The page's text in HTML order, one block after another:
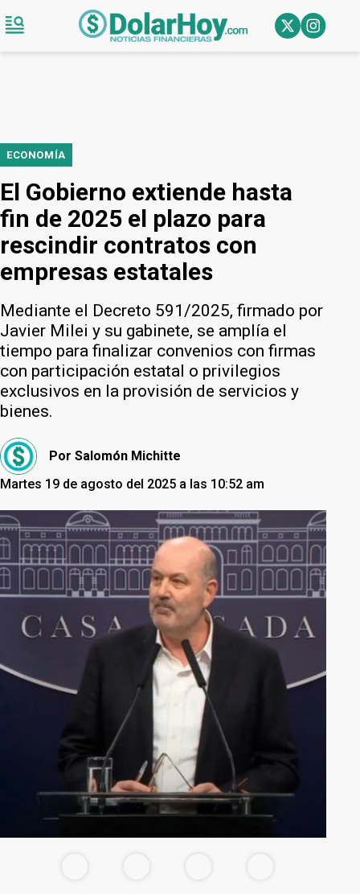
ECONOMÍA
El Gobierno extiende hasta
fin de 2025 el plazo para
rescindir contratos con
empresas estatales
Mediante el Decreto 591/2025, firmado por
Javier Milei y su gabinete, se amplía el
tiempo para finalizar convenios con firmas
con participación estatal o privilegios
exclusivos en la provisión de servicios y
bienes.
Por Salomón Michitte
Martes 19 de agosto del 2025 a las 10:52 am